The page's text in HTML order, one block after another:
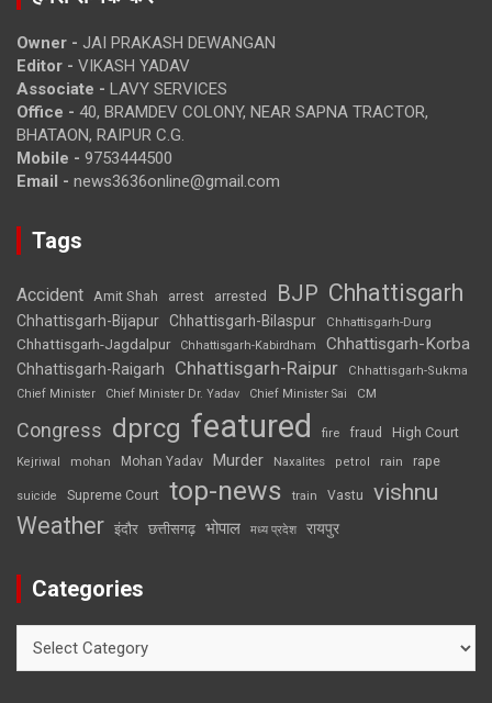
Owner - JAI PRAKASH DEWANGAN
Editor - VIKASH YADAV
Associate - LAVY SERVICES
Office - 40, BRAMDEV COLONY, NEAR SAPNA TRACTOR,
BHATAON, RAIPUR C.G.
Mobile - 9753444500
Email - news3636online@gmail.com
Tags
Accident Amit Shah arrest arrested BJP Chhattisgarh
Chhattisgarh-Bijapur Chhattisgarh-Bilaspur Chhattisgarh-Durg
Chhattisgarh-Jagdalpur Chhattisgarh-Kabirdham Chhattisgarh-Korba
Chhattisgarh-Raigarh Chhattisgarh-Raipur
Chhattisgarh-Sukma
Chief Minister
Chief Minister Dr. Yadav Chief Minister Sai CM
Congress dprcg featured fire fraud High Court
Kejriwal mohan Mohan Yadav Murder Naxalites petrol rain rape
suicide Supreme Court top-news train Vastu vishnu
Weather इंदौर छत्तीसगढ़ भोपाल मध्य प्रदेश रायपुर
Categories